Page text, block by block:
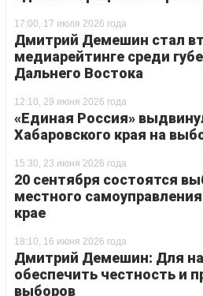
17:00, 17 июля 2026 года
Дмитрий Демешин стал
медиарейтинге среди
Дальнего Востока
12:10, 29 июня 2026 года
«Единая Россия»
Хабаровского края на
15:30, 23 июня 2026 года
20 сентября состоятся
местного
крае
18:10, 16 июня 2026 года
Дмитрий Демешин: Для
обеспечить честность и
выборов